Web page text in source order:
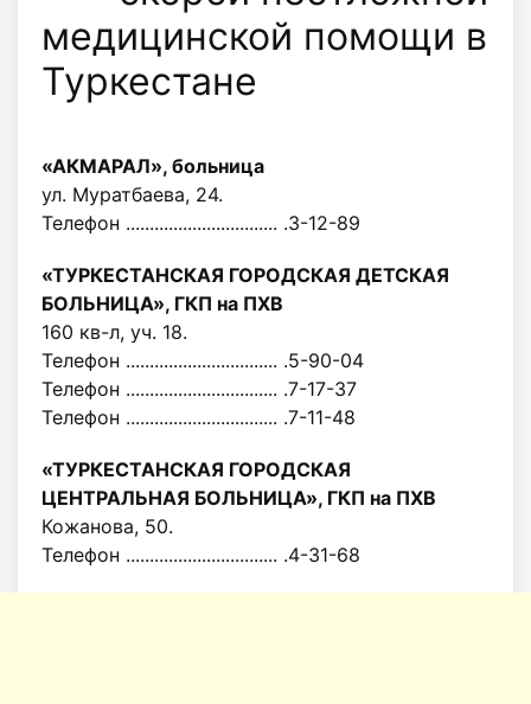
медицинской помощи в
Туркестане
«АКМАРАЛ», больница
ул. Муратбаева, 24.
Телефон ................................ .3-12-89
«ТУРКЕСТАНСКАЯ ГОРОДСКАЯ ДЕТСКАЯ
БОЛЬНИЦА», ГКП на ПХВ
160 кв-л, уч. 18.
Телефон ................................ .5-90-04
Телефон ................................ .7-17-37
Телефон ................................ .7-11-48
«ТУРКЕСТАНСКАЯ ГОРОДСКАЯ
ЦЕНТРАЛЬНАЯ БОЛЬНИЦА», ГКП на ПХВ
Кожанова, 50.
Телефон ................................ .4-31-68